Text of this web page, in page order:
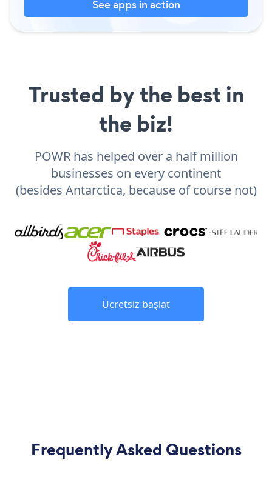
See apps in action
Trusted by the best in
the biz!
POWR has helped over a half million
businesses on every continent
(besides Antarctica, because of course not)
Ücretsiz başlat
Frequently Asked Questions